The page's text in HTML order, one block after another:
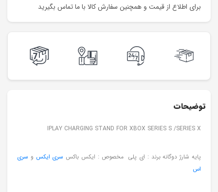
برای اطلاع از قیمت و همچنین سفارش کالا با ما تماس بگیرید
توضیحات
IPLAY CHARGING STAND FOR XBOX SERIES S /SERIES X
پایه شارژ دوگانه برند : ای پلی مخصوص : ایکس باکس سری ایکس و سری
اس